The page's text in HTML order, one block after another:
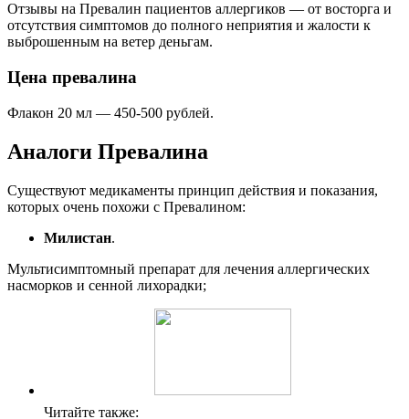
Отзывы на Превалин пациентов аллергиков — от восторга и
отсутствия симптомов до полного неприятия и жалости к
выброшенным на ветер деньгам.
Цена превалина
Флакон 20 мл — 450-500 рублей.
Аналоги Превалина
Существуют медикаменты принцип действия и показания,
которых очень похожи с Превалином:
Милистан.
Мультисимптомный препарат для лечения аллергических
насморков и сенной лихорадки;
Читайте также: